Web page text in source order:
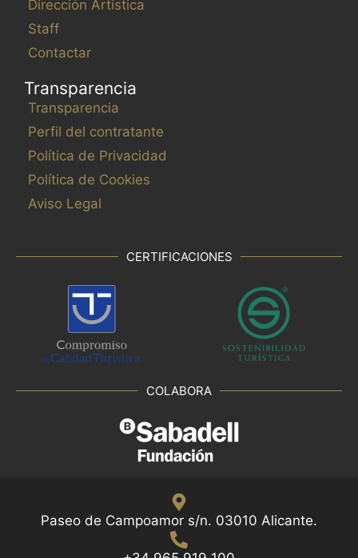
Dirección Artística
Staff
Contactar
Transparencia
Transparencia
Perfil del contratante
Política de Privacidad
Política de Cookies
Aviso Legal
CERTIFICACIONES
COLABORA
Paseo de Campoamor s/n. 03010 Alicante.